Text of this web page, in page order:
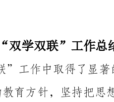
2024年，农工部在“双学双联”工作中取得了显著的成效。在全
为首要任务，大力培养了一支政治坚定、理论过硬的骨干干部队伍。
下面，我将从五个方面对2024年农工部“双学双联”工作进行总结。